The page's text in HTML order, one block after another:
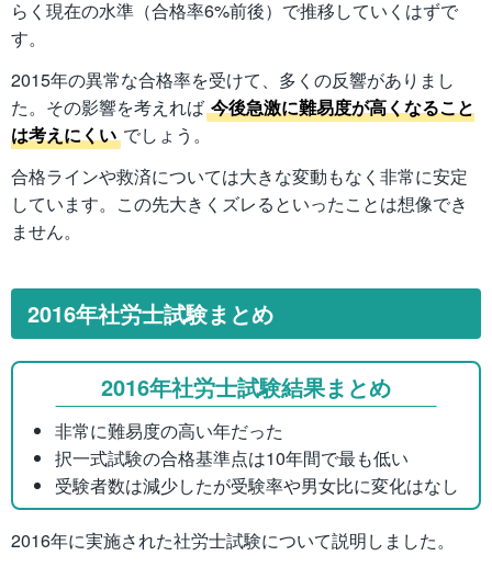
らく現在の水準（合格率6%前後）で推移していくはずで
す。
2015年の異常な合格率を受けて、多くの反響がありまし
た。その影響を考えれば 今後急激に難易度が高くなること
は考えにくい でしょう。
合格ラインや救済については大きな変動もなく非常に安定
しています。この先大きくズレるといったことは想像でき
ません。
2016年社労士試験まとめ
2016年社労士試験結果まとめ
非常に難易度の高い年だった
択一式試験の合格基準点は10年間で最も低い
受験者数は減少したが受験率や男女比に変化はなし
2016年に実施された社労士試験について説明しました。